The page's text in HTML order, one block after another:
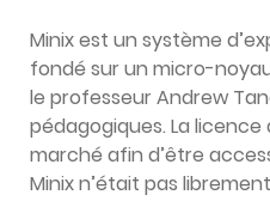
Minix est un système
fondé sur un micro-
le professeur Andrew
pédagogiques. La
marché afin d’être
Minix n’était pas